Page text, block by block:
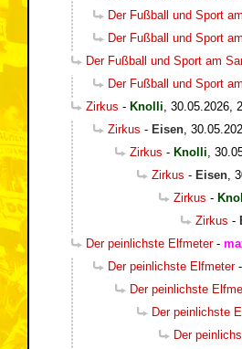
Der Fußball und Sport
Der Fußball und Sport
Der Fußball und Sport am
Der Fußball und Sport
Zirkus - Knolli 30.05.2026,
Zirkus - Eisen
Zirkus - Knolli
Zirkus - Eisen
Zirkus -
Zirkus -
Der peinlichste Elfmeter-
Der peinlichste Elfmeter-
Der peinlichste
Der peinlichste
Der